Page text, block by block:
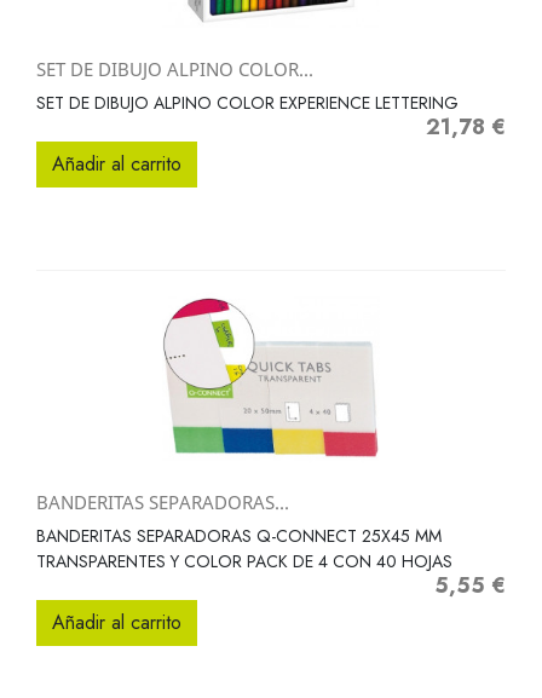
SET DE DIBUJO ALPINO COLOR...
SET DE DIBUJO ALPINO COLOR EXPERIENCE LETTERING
Precio
21,78 €
Añadir al carrito
BANDERITAS SEPARADORAS...
BANDERITAS SEPARADORAS Q-CONNECT 25X45 MM
TRANSPARENTES Y COLOR PACK DE 4 CON 40 HOJAS
Precio
5,55 €
Añadir al carrito